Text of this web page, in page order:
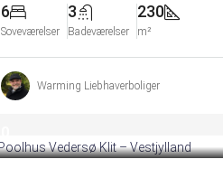
6
Soveværelser
3
Badeværelser
230
m²
Warming Liebhaverboliger